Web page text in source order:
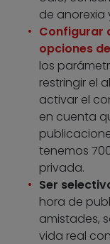
de anorexia
Configurar
opciones
los
restringir el
activar el
en cuenta
tenemos
privada.
Ser
hora de
amistades,
vida real